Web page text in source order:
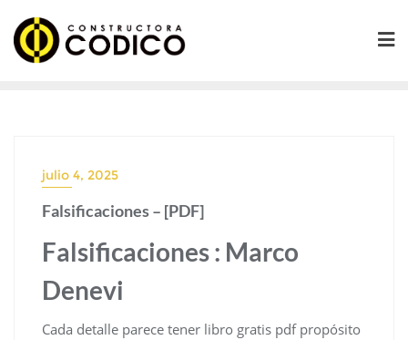
contenido
julio 4, 2025
Falsificaciones – [PDF]
Falsificaciones : Marco
Denevi
Cada detalle parece tener libro gratis pdf propósito